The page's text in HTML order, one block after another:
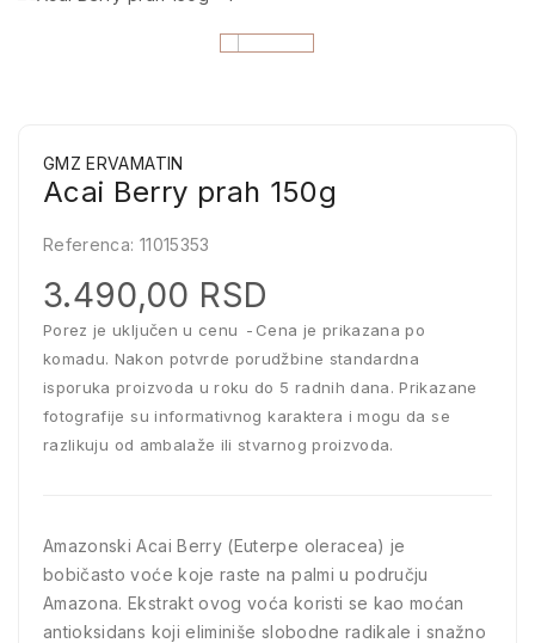
GMZ ERVAMATIN
Acai Berry prah 150g
Referenca: 11015353
3.490,00 RSD
Porez je uključen u cenu
Cena je prikazana po
komadu. Nakon potvrde porudžbine standardna
isporuka proizvoda u roku do 5 radnih dana. Prikazane
fotografije su informativnog karaktera i mogu da se
razlikuju od ambalaže ili stvarnog proizvoda.
Amazonski Acai Berry (Euterpe oleracea) je
bobičasto voće koje raste na palmi u području
Amazona. Ekstrakt ovog voća koristi se kao moćan
antioksidans koji eliminiše slobodne radikale i snažno